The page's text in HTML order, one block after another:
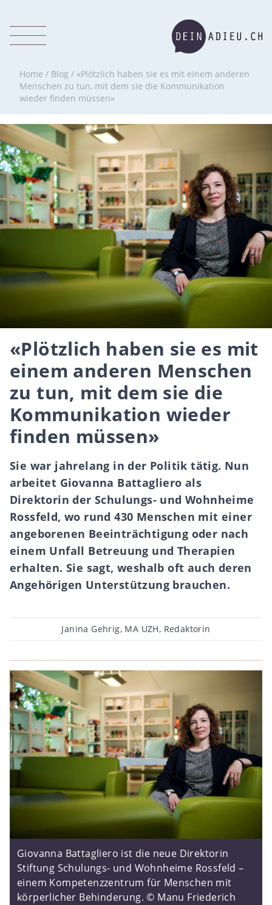
Home / Blog / «Plötzlich haben sie es mit einem anderen
Menschen zu tun, mit dem sie die Kommunikation
wieder finden müssen»
«Plötzlich haben sie es mit
einem anderen Menschen
zu tun, mit dem sie die
Kommunikation wieder
finden müssen»
Sie war jahrelang in der Politik tätig. Nun
arbeitet Giovanna Battagliero als
Direktorin der Schulungs- und Wohnheime
Rossfeld, wo rund 430 Menschen mit einer
angeborenen Beeinträchtigung oder nach
einem Unfall Betreuung und Therapien
erhalten. Sie sagt, weshalb oft auch deren
Angehörigen Unterstützung brauchen.
Beitragsautor
Janina Gehrig, MA UZH, Redaktorin
Giovanna Battagliero ist die neue Direktorin
Stiftung Schulungs- und Wohnheime Rossfeld –
einem Kompetenzzentrum für Menschen mit
körperlicher Behinderung. © Manu Friederich